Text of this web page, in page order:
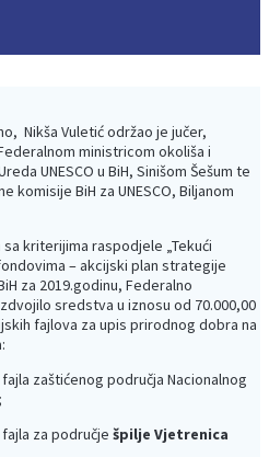
Nikša Vuletić održao je jučer,
ministricom okoliša i
UNESCO u BiH, Sinišom Šešum te
komisije BiH za UNESCO, Biljanom
kriterijima raspodjele „Tekući
– akcijski plan strategije
za 2019.godinu, Federalno
sredstva u iznosu od 70.000,00
fajlova za upis prirodnog dobra na
zaštićenog područja Nacionalnog
za područje špilje Vjetrenica